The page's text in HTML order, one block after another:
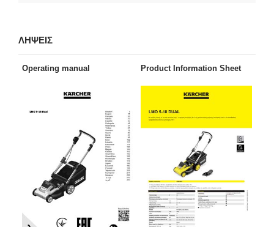
ΛΗΨΕΙΣ
Operating manual Product Information Sheet